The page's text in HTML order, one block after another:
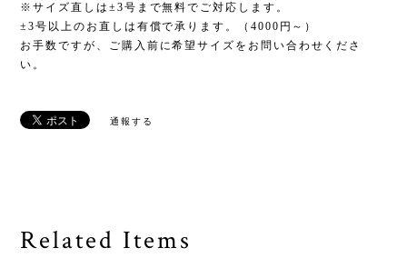
※サイズ直しは±3号まで無料でご対応します。
±3号以上のお直しは有償で承ります。（4000円～）
お手数ですが、ご購入前に希望サイズをお問い合わせくださ
い。
通報する
Related Items